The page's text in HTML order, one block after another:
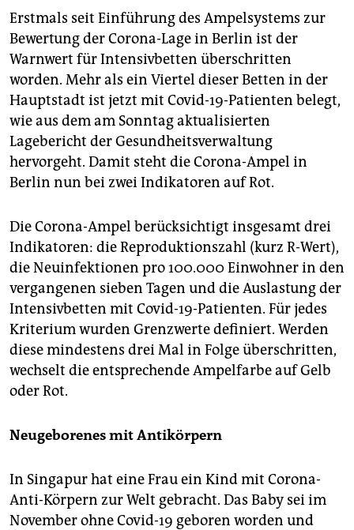
unterstützen
abo
genossenschaft
epaper login
Erstmals seit Einführung des Ampelsystems zur
Bewertung der Corona-Lage in Berlin ist der
Warnwert für Intensivbetten überschritten
worden. Mehr als ein Viertel dieser Betten in der
Hauptstadt ist jetzt mit Covid-19-Patienten belegt,
wie aus dem am Sonntag aktualisierten
Lagebericht der Gesundheitsverwaltung
hervorgeht. Damit steht die Corona-Ampel in
Berlin nun bei zwei Indikatoren auf Rot.
Die Corona-Ampel berücksichtigt insgesamt drei
Indikatoren: die Reproduktionszahl (kurz R-Wert),
die Neuinfektionen pro 100.000 Einwohner in den
vergangenen sieben Tagen und die Auslastung der
Intensivbetten mit Covid-19-Patienten. Für jedes
Kriterium wurden Grenzwerte definiert. Werden
diese mindestens drei Mal in Folge überschritten,
wechselt die entsprechende Ampelfarbe auf Gelb
oder Rot.
Neugeborenes mit Antikörpern
In Singapur hat eine Frau ein Kind mit Corona-
Anti-Körpern zur Welt gebracht. Das Baby sei im
November ohne Covid-19 geboren worden und